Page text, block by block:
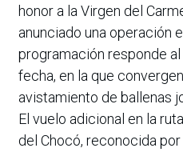
honor a la Virgen del
anunciado una operación
programación responde
fecha, en la que
avistamiento de ballenas
El vuelo adicional en la
del Chocó, reconocida